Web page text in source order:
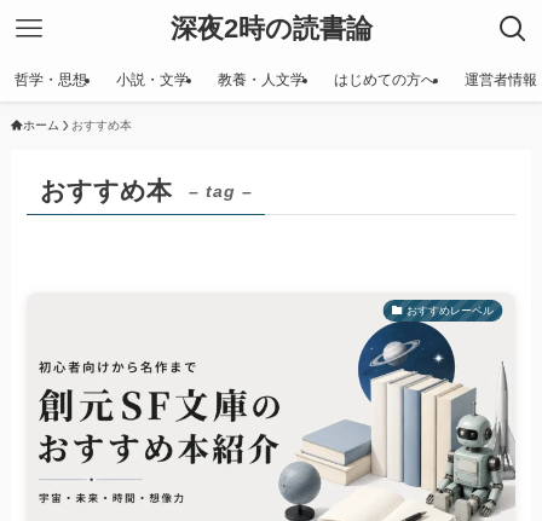
深夜2時の読書論
哲学・思想 小説・文学 教養・人文学 はじめての方へ 運営者情報
ホーム おすすめ本
おすすめ本 – tag –
おすすめレーベル